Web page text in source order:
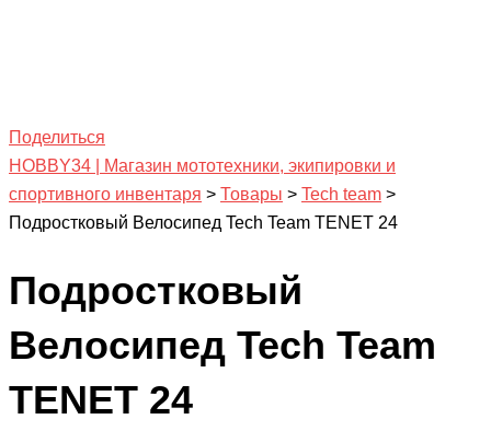
Поделиться
HOBBY34 | Магазин мототехники, экипировки и
спортивного инвентаря > Товары > Tech team >
Подростковый Велосипед Tech Team TENET 24
Подростковый
Велосипед Tech Team
TENET 24